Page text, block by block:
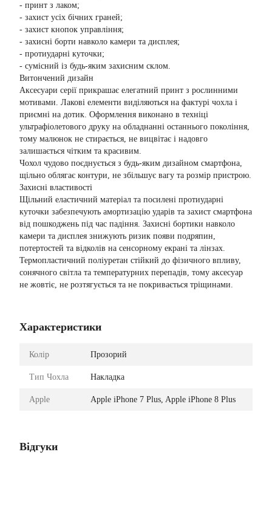
- принт з лаком;
- захист усіх бічних граней;
- захист кнопок управління;
- захисні борти навколо камери та дисплея;
- протиударні куточки;
- сумісний із будь-яким захисним склом.
Витончений дизайн
Аксесуари серії прикрашає елегатний принт з рослинними
мотивами. Лакові елементи виділяються на фактурі чохла і
приємні на дотик. Оформлення виконано в техніці
ультрафіолетового друку на обладнанні останнього покоління,
тому малюнок не стирається, не вицвітає і надовго
залишається чітким та красивим.
Чохол чудово поєднується з будь-яким дизайном смартфона,
щільно облягає контури, не збільшує вагу та розмір пристрою.
Захисні властивості
Щільний еластичний матеріал та посилені протиударні
куточки забезпечують амортизацію ударів та захист смартфона
від пошкоджень під час падіння. Захисні бортики навколо
камери та дисплея знижують ризик появи подряпин,
потертостей та відколів на сенсорному екрані та лінзах.
Термопластичний поліуретан стійкий до фізичного впливу,
сонячного світла та температурних перепадів, тому аксесуар
не жовтіє, не розтягується та не покривається тріщинами.
Характеристики
Колір Прозорий
Тип Чохла Накладка
Apple Apple iPhone 7 Plus, Apple iPhone 8 Plus
Відгуки